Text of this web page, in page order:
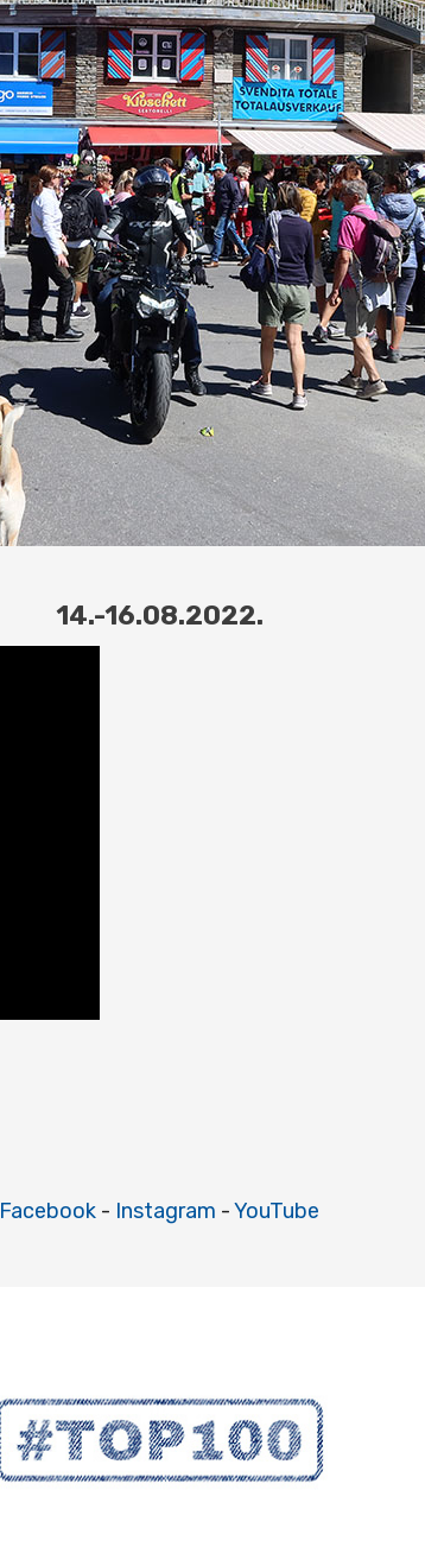
14.-16.08.2022.
Facebook - Instagram -YouTube